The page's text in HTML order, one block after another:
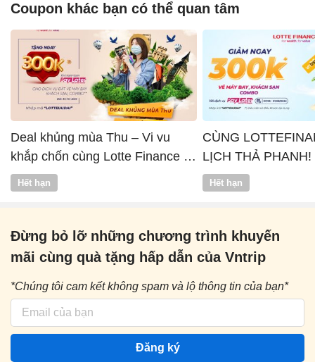
Coupon khác bạn có thể quan tâm
Deal khủng mùa Thu – Vi vu
khắp chốn cùng Lotte Finance x
Vntrip
Hết hạn
CÙNG
LỊCH THẢ PHANH!
Hết hạn
Đừng bỏ lỡ những chương trình khuyến
mãi cùng quà tặng hấp dẫn của Vntrip
*Chúng tôi cam kết không spam và lộ thông tin của bạn*
Đăng ký